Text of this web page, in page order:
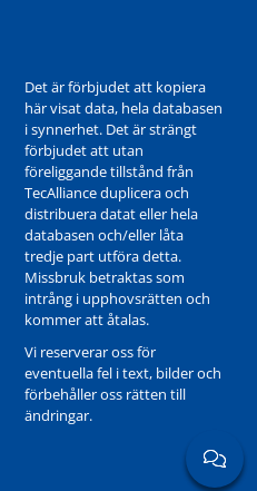
Det är förbjudet att kopiera
här visat data, hela databasen
i synnerhet. Det är strängt
förbjudet att utan
föreliggande tillstånd från
TecAlliance duplicera och
distribuera datat eller hela
databasen och/eller låta
tredje part utföra detta.
Missbruk betraktas som
intrång i upphovsrätten och
kommer att åtalas.
Vi reserverar oss för
eventuella fel i text, bilder och
förbehåller oss rätten till
ändringar.